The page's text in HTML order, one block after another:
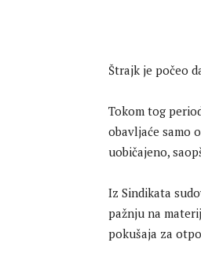
Štrajk je počeo
Tokom tog
obavljaće samo
uobičajeno,
Iz Sindikata
pažnju na
pokušaja za